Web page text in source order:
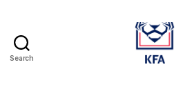
Search